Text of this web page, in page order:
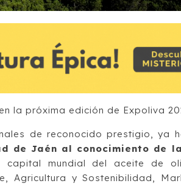
la próxima edición de Expoliva
de reconocido prestigio, ya
de Jaén al conocimiento de
capital mundial del aceite de
Agricultura y Sostenibilidad,